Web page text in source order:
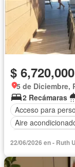
$
5 de Diciembre,
2 Recámaras
Acceso para
Aire
Cocina integral
Electricidad
22/06/2026 en - Ruth U